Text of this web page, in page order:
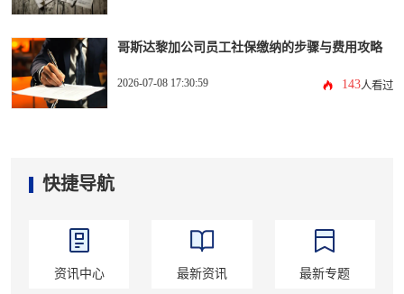
哥斯达黎加公司员工社保缴纳的步骤与费用攻略
2026-07-08 17:30:59 143人看过
快捷导航
资讯中心 最新资讯 最新专题